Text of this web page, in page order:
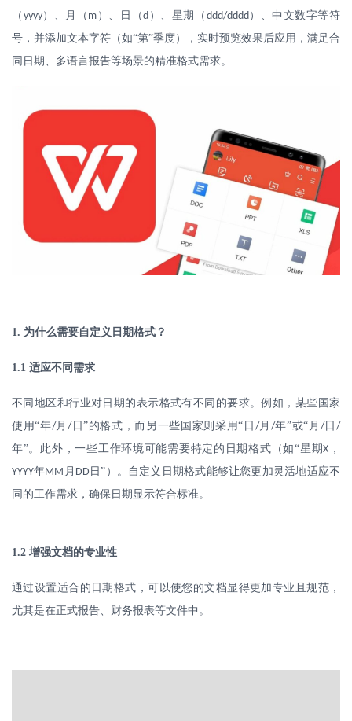
（ yyyy）、月（ m ）、日（d ）、星期（ ddd/dddd）、中文数字等符
号，并添加文本字符（如“第”季度），实时预览效果后应用，满足合
同日期、多语言报告等场景的精准格式需求。
1. 为什么需要自定义日期格式？
1.1 适应不同需求
不同地区和行业对日期的表示格式有不同的要求。例如，某些国家
使用“年/月 /日”的格式，而另一些国家则采用“日 /月 /年”或“月 /日/
年”。此外，一些工作环境可能需要特定的日期格式（如“星期X ，
YYYY年MM 月 DD日”）。自定义日期格式能够让您更加灵活地适应不
同的工作需求，确保日期显示符合标准。
1.2 增强文档的专业性
通过设置适合的日期格式，可以使您的文档显得更加专业且规范，
尤其是在正式报告、财务报表等文件中。